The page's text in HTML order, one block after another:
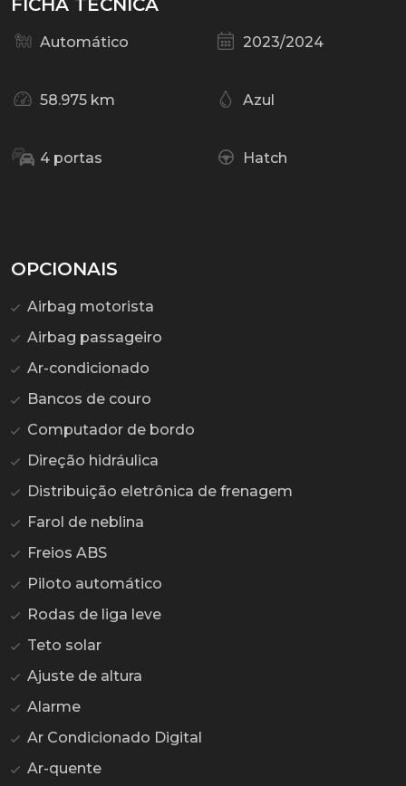
FICHA TÉCNICA
Automático 2023/2024
58.975 km Azul
4 portas Hatch
OPCIONAIS
Airbag motorista
Airbag passageiro
Ar-condicionado
Bancos de couro
Computador de bordo
Direção hidráulica
Distribuição eletrônica de frenagem
Farol de neblina
Freios ABS
Piloto automático
Rodas de liga leve
Teto solar
Ajuste de altura
Alarme
Ar Condicionado Digital
Ar-quente